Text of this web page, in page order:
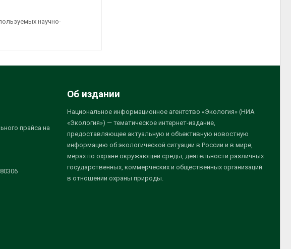
научно-
прайса на
Об издании
Национальное информационное агентство «Экология» (НИА
«Экология») — тематическое интернет-издание,
предоставляющее актуальную и объективную новостную
информацию об экологической ситуации в России и в мире,
мерах по охране окружающей среды, деятельности различных
государственных, коммерческих и общественных организаций
в отношении охраны природы.